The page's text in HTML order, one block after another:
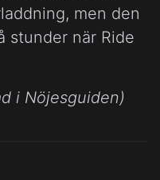
men den
stunder när Ride
i Nöjesguiden)